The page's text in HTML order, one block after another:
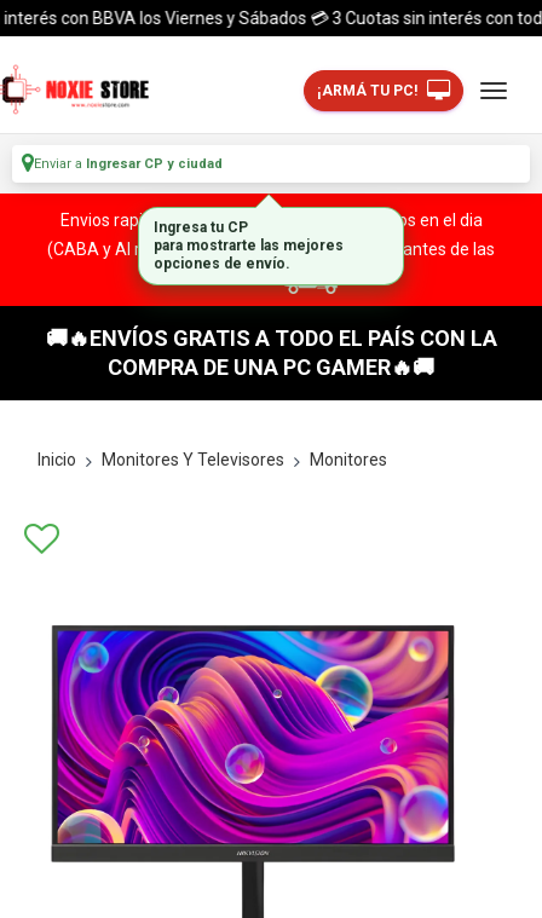
con BBVA los Viernes y Sábados 💳 3 Cuotas sin interés con
¡ARMÁ TU PC!
Enviar a Ingresar CP y ciudad
Envios rapidos y seguros a todo el pais. ¡ Envios en el dia
(CABA y Al rededores) Acreditando tu compra antes de las
🚚🔥ENVÍOS GRATIS A TODO EL PAÍS CON LA
COMPRA DE UNA PC GAMER🔥🚚
Inicio Monitores Y Televisores Monitores
Ingresa tu CP
para mostrarte las mejores
opciones de envío.